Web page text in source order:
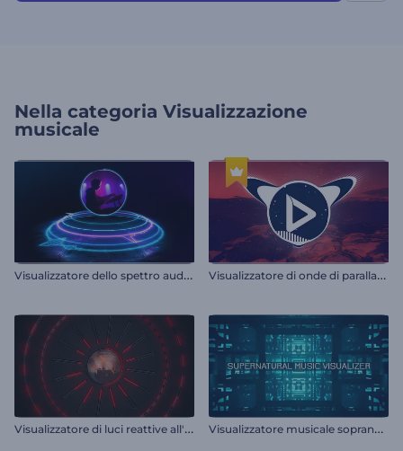
Nella categoria Visualizzazione
musicale
V
isualizzatore dello spettro audio al neon V
isualizzatore di onde di parallasse
V
isualizzatore di luci reattive all'audio V
isualizzatore musicale soprannaturale